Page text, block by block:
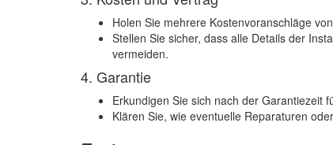
Holen Sie mehrere Kostenvoranschläge
Stellen Sie sicher, dass alle Details der
vermeiden.
4. Garantie
Erkundigen Sie sich nach der Garantiezeit
Klären Sie, wie eventuelle Reparaturen